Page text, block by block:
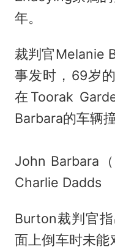
年。
裁判官Melanie
事发时，69岁
在Toorak
Barbara的车辆撞
John Barbara
Charlie Dadds
Burton裁判官
面上倒车时未能